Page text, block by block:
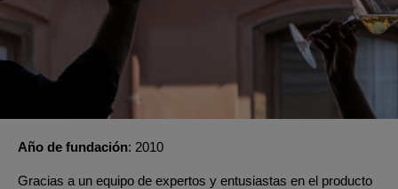
Año de fundación 2010
Gracias a un equipo de expertos y entusiastas en el producto